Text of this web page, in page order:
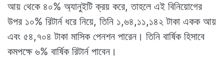
আয় থেকে ৪০% অ্যানুইটি ক্রয় করে, তাহলে এই বিনিয়োগের
উপর ১০% রিটার্ন ধরে নিয়ে, তিনি ১,৬৪,১১,১৪২ টাকা একক আয়
এবং ৫৪,৭০৪ টাকা মাসিক পেনশন পারেন। তিনি বার্ষিক হিসাবে
কমপক্ষে ৬% বার্ষিক রিটার্ন পাবেন।